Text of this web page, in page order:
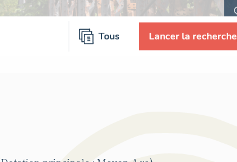
Tous Lancer la recherche